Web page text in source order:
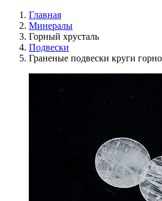
Главная
Минералы
Горный хрусталь
Подвески
Граненые подвески круги